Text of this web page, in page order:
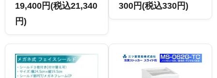
19,400円(税込21,340
円)
300円(税込330円)